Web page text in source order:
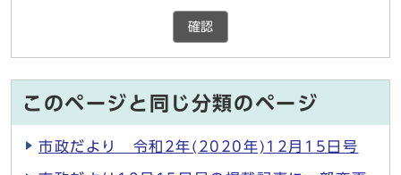
確認
このページと同じ分類のページ
市政だより 令和2年(2020年)12月15日号